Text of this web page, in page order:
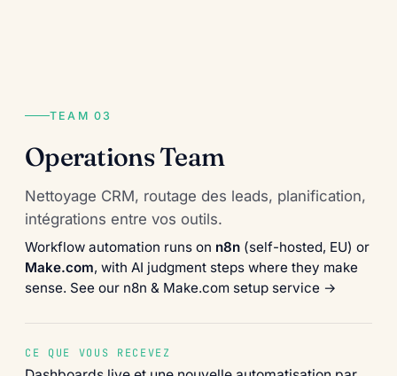
TEAM 03
Operations Team
Nettoyage CRM, routage des leads, planification,
intégrations entre vos outils.
Workflow automation runs on n8n (self-hosted, EU) or
Make.com, with AI judgment steps where they make
sense. See our n8n & Make.com setup service →
CE QUE VOUS RECEVEZ